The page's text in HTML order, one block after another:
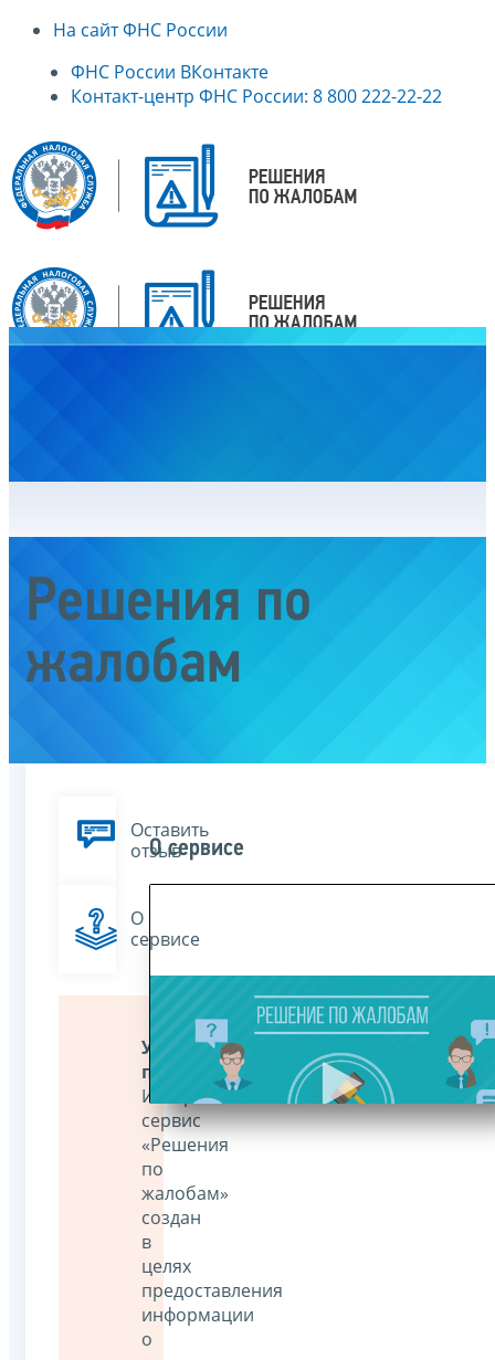
На сайт ФНС России
ФНС России ВКонтакте
Контакт-центр ФНС России: 8 800 222-22-22
Решения по
жалобам
Оставить
отзыв
О
сервисе
Уважаемые
пользователи!
Интернет-
сервис
«Решения
по
жалобам»
создан
в
целях
предоставления
информации
о
О сервисе